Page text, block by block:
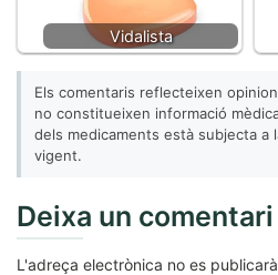
Vidalista
Els comentaris reflecteixen
no constitueixen informació
dels medicaments està subjecta a
vigent.
Deixa un comentari
L'adreça electrònica no es